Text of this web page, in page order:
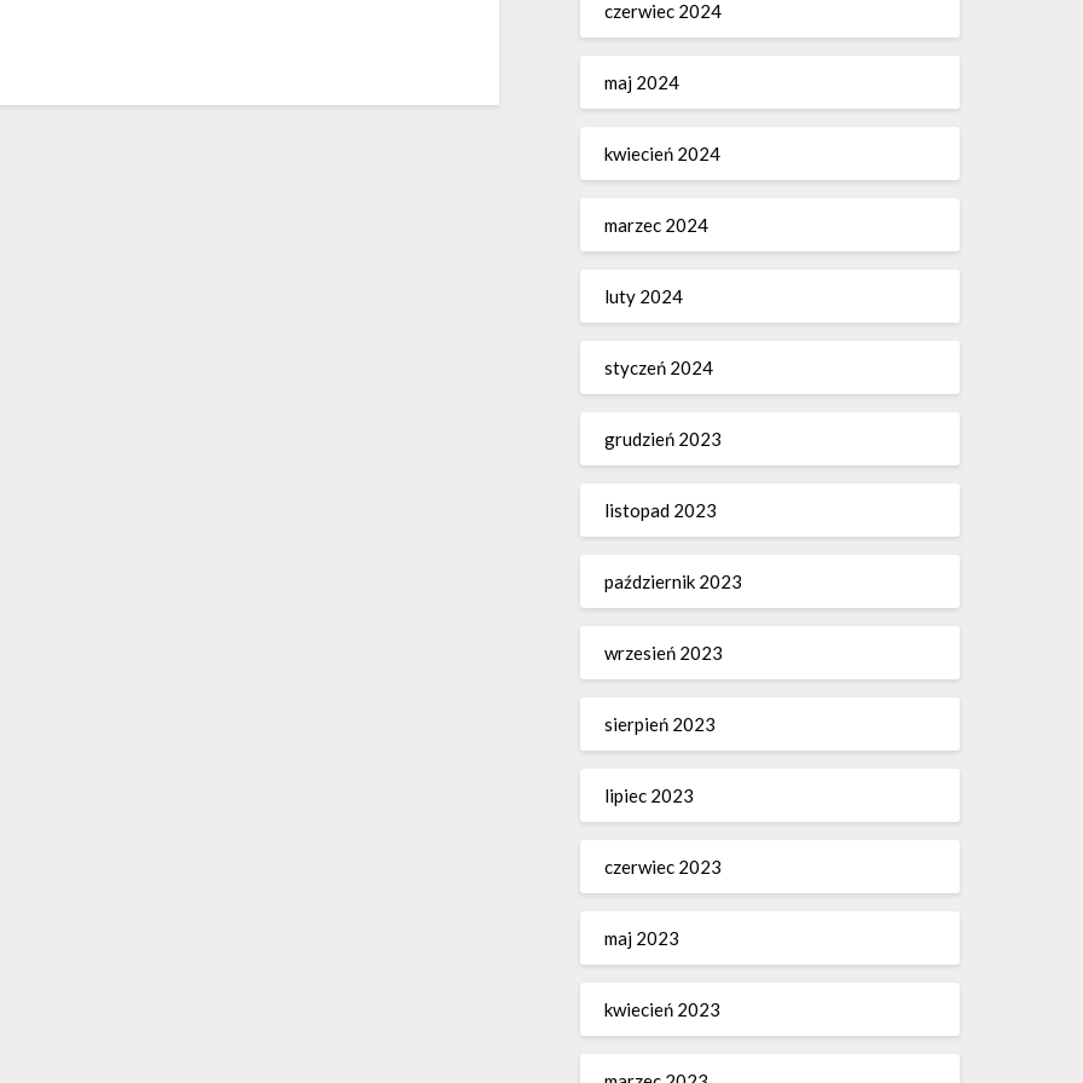
czerwiec 2024
maj 2024
kwiecień 2024
marzec 2024
luty 2024
styczeń 2024
grudzień 2023
listopad 2023
październik 2023
wrzesień 2023
sierpień 2023
lipiec 2023
czerwiec 2023
maj 2023
kwiecień 2023